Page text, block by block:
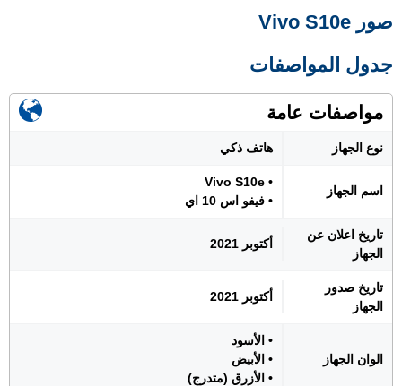
صور Vivo S10e
جدول المواصفات
مواصفات عامة
نوع الجهاز هاتف ذكي
اسم الجهاز
• Vivo S10e
• فيفو اس 10 اي
تاريخ اعلان عن
الجهاز
أكتوبر 2021
تاريخ صدور
الجهاز
أكتوبر 2021
الوان الجهاز
• الأسود
• الأبيض
• الأزرق (متدرج)